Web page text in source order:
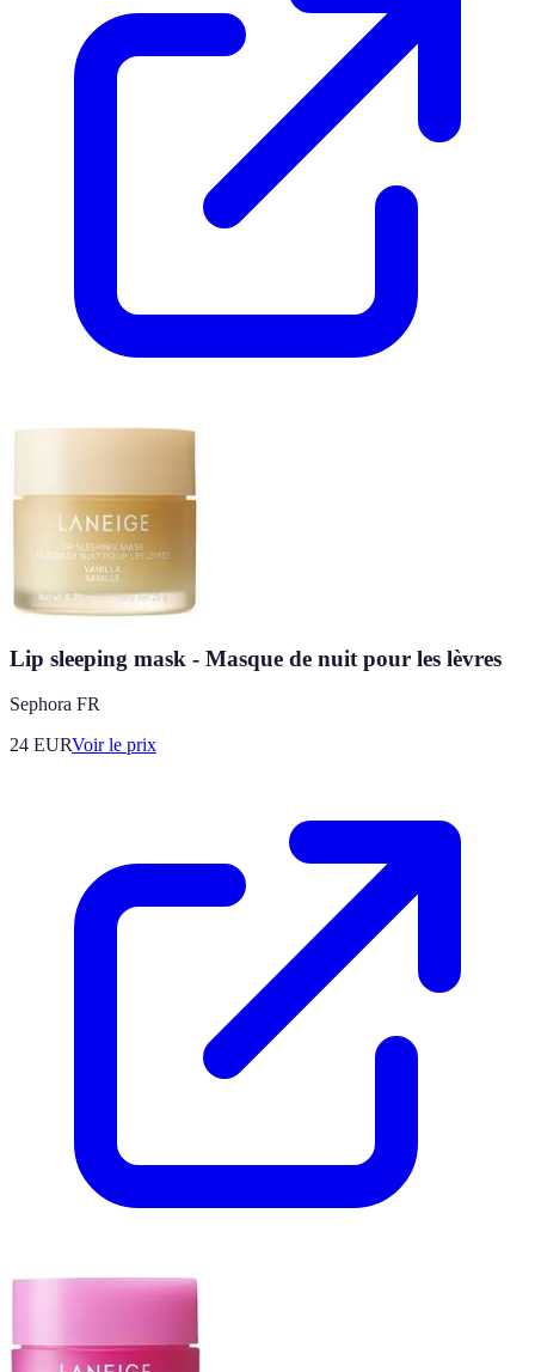
Lip sleeping mask - Masque de nuit pour les lèvres
Sephora FR
24 EURVoir le prix